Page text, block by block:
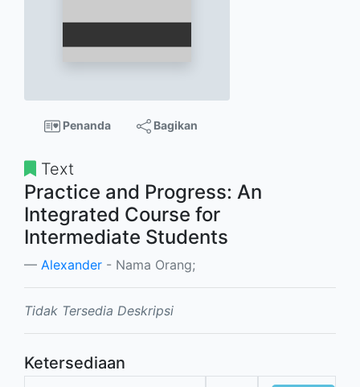
Penanda Bagikan
Text
Practice and Progress: An
Integrated Course for
Intermediate Students
Alexander - Nama Orang;
Tidak Tersedia Deskripsi
Ketersediaan